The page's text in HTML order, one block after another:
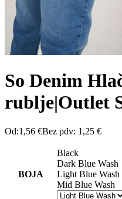
So Denim
rublje|Outlet
Od:1,56 €Bez pdv: 1,25 €
BOJA
Black
Dark Blue Wash
Light Blue Wash
Mid Blue Wash